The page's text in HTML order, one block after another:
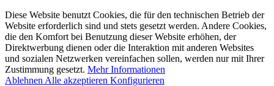
Diese Website benutzt Cookies, die für den technischen Betrieb der
Website erforderlich sind und stets gesetzt werden. Andere Cookies,
die den Komfort bei Benutzung dieser Website erhöhen, der
Direktwerbung dienen oder die Interaktion mit anderen Websites
und sozialen Netzwerken vereinfachen sollen, werden nur mit Ihrer
Zustimmung gesetzt. Mehr Informationen
Ablehnen Alle akzeptieren Konfigurieren